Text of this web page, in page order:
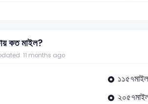
কত মাইল?
11 months ago
১১৫৭মাইল